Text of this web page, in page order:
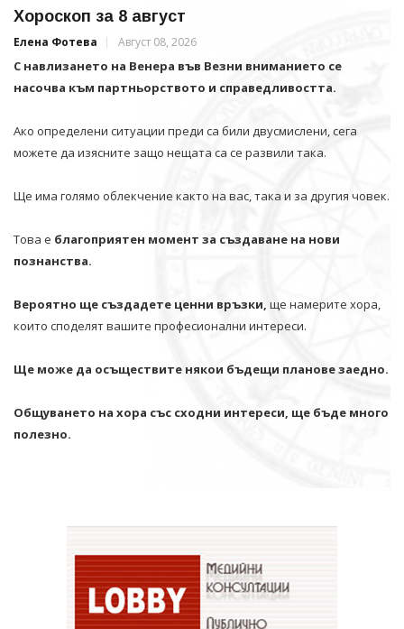
Хороскоп за 8 август
Елена Фотева Август 08, 2026
С навлизането на Венера във Везни вниманието се
насочва към партньорството и справедливостта.
Ако определени ситуации преди са били двусмислени, сега
можете да изясните защо нещата са се развили така.
Ще има голямо облекчение както на вас, така и за другия човек.
Това е благоприятен момент за създаване на нови
познанства.
Вероятно ще създадете ценни връзки, ще намерите хора,
които споделят вашите професионални интереси.
Ще може да осъществите някои бъдещи планове заедно.
Общуването на хора със сходни интереси, ще бъде много
полезно.